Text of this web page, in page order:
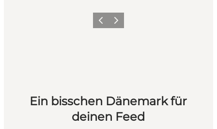
ZurückWeiter
Ein bisschen Dänemark für
deinen Feed